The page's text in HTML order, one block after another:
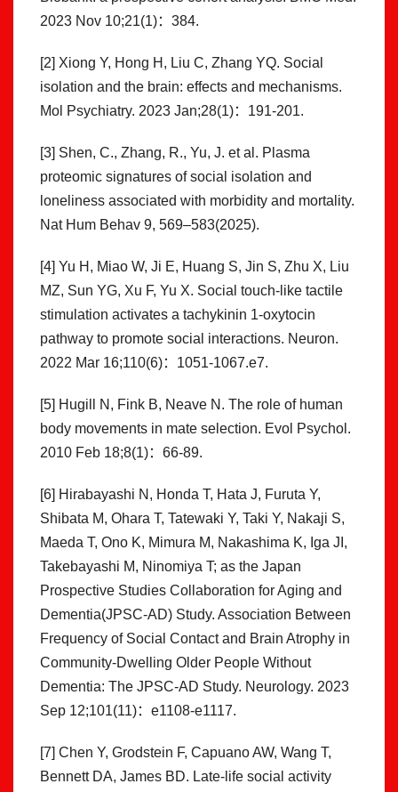
2023 Nov 10;21(1)：384.
[2] Xiong Y, Hong H, Liu C, Zhang YQ. Social
isolation and the brain: effects and mechanisms.
Mol Psychiatry. 2023 Jan;28(1)：191-201.
[3] Shen, C., Zhang, R., Yu, J. et al. Plasma
proteomic signatures of social isolation and
loneliness associated with morbidity and mortality.
Nat Hum Behav 9, 569–583(2025).
[4] Yu H, Miao W, Ji E, Huang S, Jin S, Zhu X, Liu
MZ, Sun YG, Xu F, Yu X. Social touch-like tactile
stimulation activates a tachykinin 1-oxytocin
pathway to promote social interactions. Neuron.
2022 Mar 16;110(6)：1051-1067.e7.
[5] Hugill N, Fink B, Neave N. The role of human
body movements in mate selection. Evol Psychol.
2010 Feb 18;8(1)：66-89.
[6] Hirabayashi N, Honda T, Hata J, Furuta Y,
Shibata M, Ohara T, Tatewaki Y, Taki Y, Nakaji S,
Maeda T, Ono K, Mimura M, Nakashima K, Iga JI,
Takebayashi M, Ninomiya T; as the Japan
Prospective Studies Collaboration for Aging and
Dementia(JPSC-AD) Study. Association Between
Frequency of Social Contact and Brain Atrophy in
Community-Dwelling Older People Without
Dementia: The JPSC-AD Study. Neurology. 2023
Sep 12;101(11)：e1108-e1117.
[7] Chen Y, Grodstein F, Capuano AW, Wang T,
Bennett DA, James BD. Late-life social activity